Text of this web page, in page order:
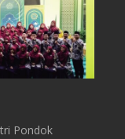
Pondok